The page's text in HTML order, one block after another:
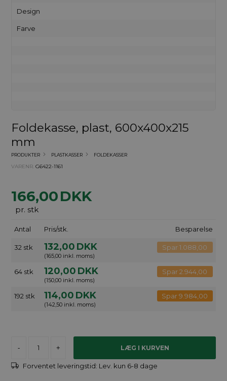
Design
Farve
Foldekasse, plast, 600x400x215
mm
PRODUKTER PLASTKASSER FOLDEKASSER
VARENR.G6422-1161
166,00DKK
pr. stk
Antal Pris/stk. Besparelse
32 stk 132,00 DKK
(165,00 inkl. moms)
Spar 1.088,00
64 stk 120,00 DKK
(150,00 inkl. moms)
Spar 2.944,00
192 stk 114,00 DKK
(142,50 inkl. moms)
Spar 9.984,00
- +
Forventet leveringstid: Lev. kun 6-8 dage